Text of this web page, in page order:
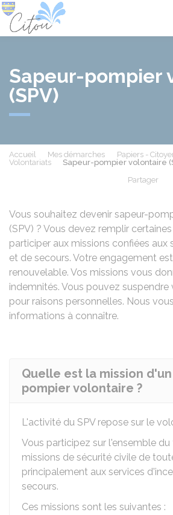
Sapeur-pompier
(SPV)
Accueil Mes démarches
Papiers -
Volontariats
Sapeur-pompier volontaire
Partager
Vous souhaitez devenir sapeur-
(SPV) ? Vous devez remplir
participer aux missions confiées aux
et de secours. Votre engagement
renouvelable. Vos missions vous
indemnités. Vous pouvez
pour raisons personnelles. Nous
informations à connaître.
Quelle est la mission
pompier volontaire ?
L'activité du SPV repose sur le
Vous participez sur l'ensemble du
missions de sécurité civile de
principalement aux services
secours.
Ces missions sont les suivantes :